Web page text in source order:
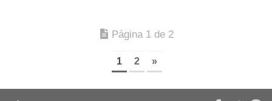
Página 1 de 2
1 2 »